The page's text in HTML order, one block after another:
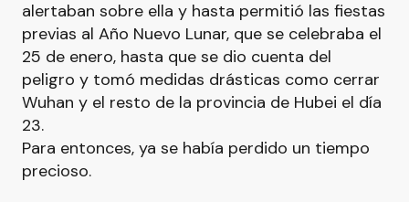
alertaban sobre ella y hasta permitió las fiestas
previas al Año Nuevo Lunar, que se celebraba el
25 de enero, hasta que se dio cuenta del
peligro y tomó medidas drásticas como cerrar
Wuhan y el resto de la provincia de Hubei el día
23.
Para entonces, ya se había perdido un tiempo
precioso.